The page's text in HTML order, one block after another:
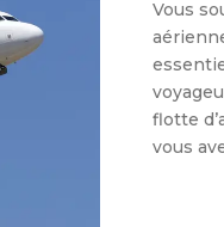
Vous
flotte
vous